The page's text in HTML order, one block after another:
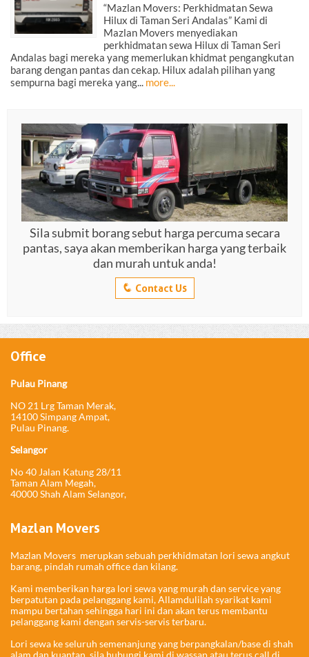
“Mazlan Movers: Perkhidmatan Sewa
Hilux di Taman Seri Andalas” Kami di
Mazlan Movers menyediakan
perkhidmatan sewa Hilux di Taman Seri
Andalas bagi mereka yang memerlukan khidmat pengangkutan
barang dengan pantas dan cekap. Hilux adalah pilihan yang
sempurna bagi mereka yang... more...
Sila submit borang sebut harga percuma secara
pantas, saya akan memberikan harga yang terbaik
dan murah untuk anda!
q Contact Us
Office
Pulau Pinang
NO 21 Lrg Taman Merak,
14100 Simpang Ampat,
Pulau Pinang.
Selangor
No 40 Jalan Katung 28/11
Taman Alam Megah,
40000 Shah Alam Selangor,
Mazlan Movers
Mazlan Movers merupkan sebuah perkhidmatan lori sewa angkut
barang, pindah rumah office dan kilang.
Kami memberikan harga lori sewa yang murah dan service yang
berpatutan pada pelanggang kami, Allamdulilah syarikat kami
mampu bertahan sehingga hari ini dan akan terus membantu
pelanggang kami dengan servis-servis terbaru.
Lori sewa ke seluruh semenanjung yang berpangkalan/base di shah
alam dan kuantan, sila hubungi kami di wassap atau terus call di